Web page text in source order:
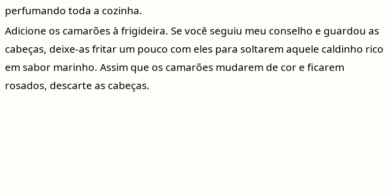
perfumando toda a cozinha.
Adicione os camarões à frigideira. Se você seguiu meu conselho e guardou as
cabeças, deixe-as fritar um pouco com eles para soltarem aquele caldinho rico
em sabor marinho. Assim que os camarões mudarem de cor e ficarem
rosados, descarte as cabeças.